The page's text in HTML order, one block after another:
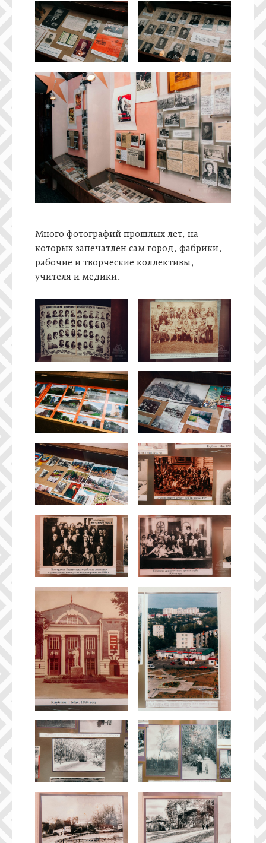
Много фотографий прошлых лет, на
которых запечатлен сам город, фабрики,
рабочие и творческие коллективы,
учителя и медики.